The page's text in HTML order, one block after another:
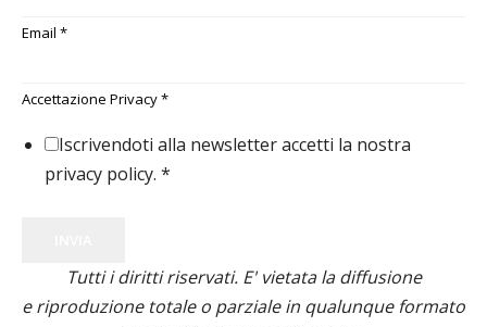
Email *
Accettazione Privacy*
Iscrivendoti alla newsletter accetti la nostra
privacy policy. *
Tutti i diritti riservati. E' vietata la diffusione
e riproduzione totale o parziale in qualunque formato